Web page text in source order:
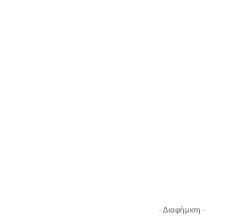
- Διαφήμιση -